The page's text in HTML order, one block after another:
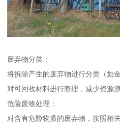
废弃物分类：
将拆除产生的废弃物进行分类（如
对可回收材料进行整理，减少资源浪
危险废物处理：
对含有危险物质的废弃物，按照相